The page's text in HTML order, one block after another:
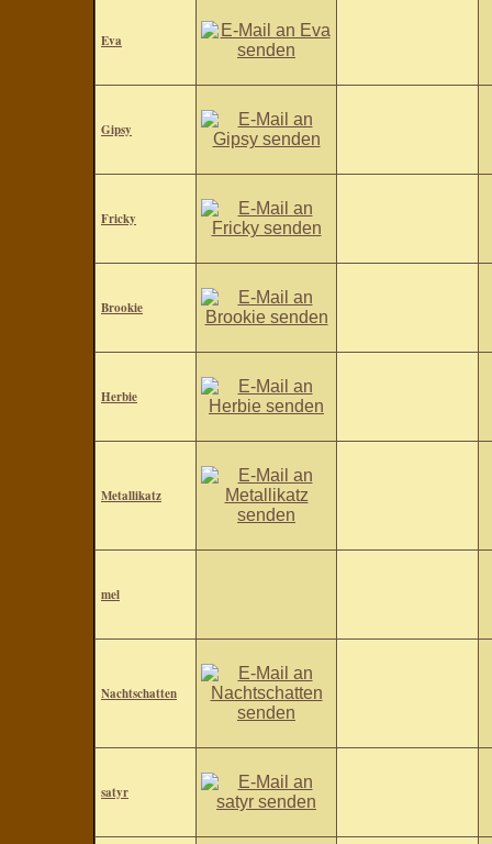
Eva
Gipsy
Fricky
Brookie
Herbie
Metallikatz
mel
Nachtschatten
satyr